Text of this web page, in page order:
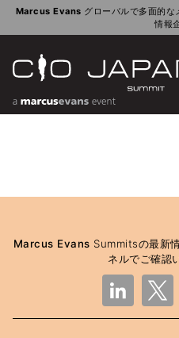
Marcus Evans グローバルで多面的
情報
Marcus Evans Summitsの最新
ネルでご確認